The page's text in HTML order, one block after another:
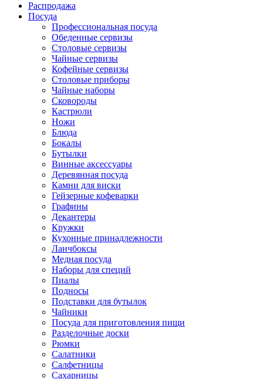
Распродажа
Посуда
Профессиональная посуда
Обеденные сервизы
Столовые сервизы
Чайные сервизы
Кофейные сервизы
Столовые приборы
Чайные наборы
Сковороды
Кастрюли
Ножи
Блюда
Бокалы
Бутылки
Винные аксессуары
Деревянная посуда
Камни для виски
Гейзерные кофеварки
Графины
Декантеры
Кружки
Кухонные принадлежности
Ланчбоксы
Медная посуда
Наборы для специй
Пиалы
Подносы
Подставки для бутылок
Чайники
Посуда для приготовления пищи
Разделочные доски
Рюмки
Салатники
Салфетницы
Сахарницы